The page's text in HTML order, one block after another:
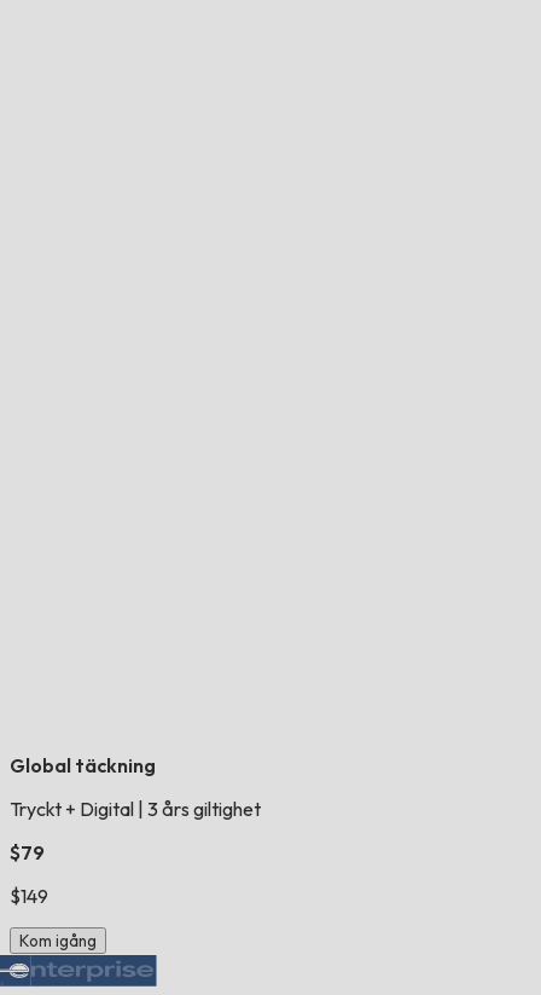
Global täckning
Tryckt + Digital 3 års giltighet
$79
$149
Kom igång